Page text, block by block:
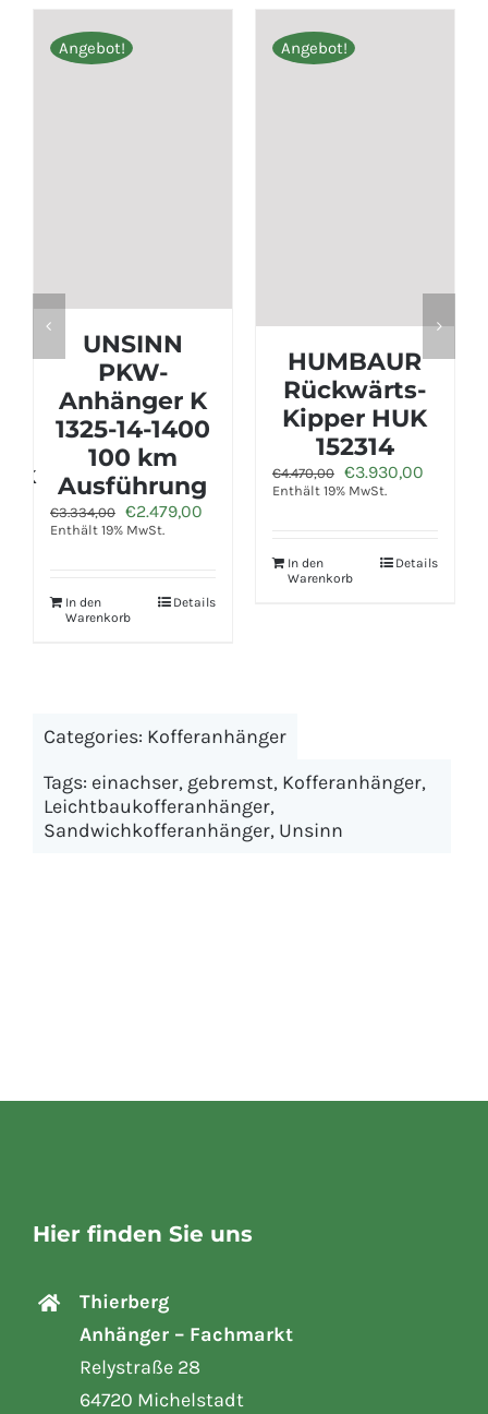
Angebot!
UNSINN
PKW-
Anhänger K
1325-14-1400
100 km
Ausführung
€3.334,00
Ursprünglicher
Preis
€2.479,00Aktueller
€2.479,00.
Enthält 19% MwSt.
In den
Warenkorb
Details
Angebot!
HUMBAUR
Rückwärts-
Kipper HUK
152314
€4.470,00
Ursprünglicher
Preis
€3.930,00
Enthält 19% MwSt.
In den
Warenkorb
Details
Categories: Kofferanhänger
Tags: einachser, gebremst, Kofferanhänger,
Leichtbaukofferanhänger,
Sandwichkofferanhänger, Unsinn
Hier finden Sie uns
Thierberg
Anhänger – Fachmarkt
Relystraße 28
64720 Michelstadt